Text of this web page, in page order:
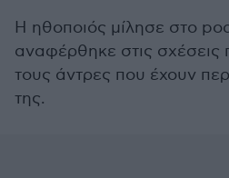
Η ηθοποιός μίλησε στο
αναφέρθηκε στις σχέσεις
τους άντρες που έχουν
της.